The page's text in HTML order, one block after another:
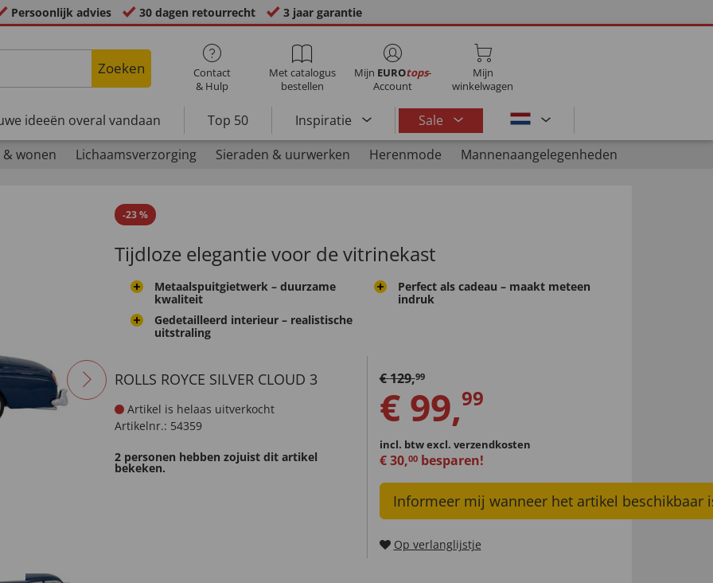
Persoonlijk advies 30 dagen retourrecht 3 jaar garantie
Zoeken
Contact
& Hulp
Met catalogus
bestellen
Mijn EUROtops-
Account
Mijn
winkelwagen
ideeën overal vandaan Top 50 Inspiratie
Sale
wonen Lichaamsverzorging Sieraden & uurwerken Herenmode Mannenaangelegenheden
-23%
Tijdloze elegantie voor de vitrinekast
Metaalspuitgietwerk – duurzame
kwaliteit
Gedetailleerd interieur – realistische
uitstraling
Perfect als cadeau – maakt meteen
indruk
ROLLS ROYCE SILVER CLOUD 3
Artikel is helaas uitverkocht
Artikelnr.: 54359
2 personen hebben zojuist dit artikel
bekeken.
€129,99
€ 99,99
incl. btwexcl. verzendkosten
€30,00besparen!
Informeer mij wanneer het artikel beschikbaar
Op verlanglijstje